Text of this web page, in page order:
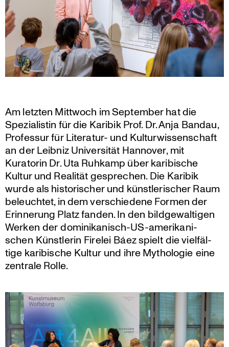
Am letzten Mittwoch im September hat die
Spezia­listin für die Karibik Prof. Dr. Anja Bandau,
Professur für Literatur- und Kultur­wis­sen­schaft
an der Leibniz Univer­sität Hannover, mit
Kuratorin Dr. Uta Ruhkamp über karibi­sche
Kultur und Realität gespre­chen. Die Karibik
wurde als histo­ri­scher und künst­le­ri­scher Raum
beleuchtet, in dem verschie­dene Formen der
Erinne­rung Platz fanden. In den bildge­wal­tigen
Werken der domini­ka­nisch-US-ameri­ka­ni­
schen Künst­lerin Firelei Báez spielt die vielfäl­
tige karibi­sche Kultur und ihre Mytho­logie eine
zentrale Rolle.